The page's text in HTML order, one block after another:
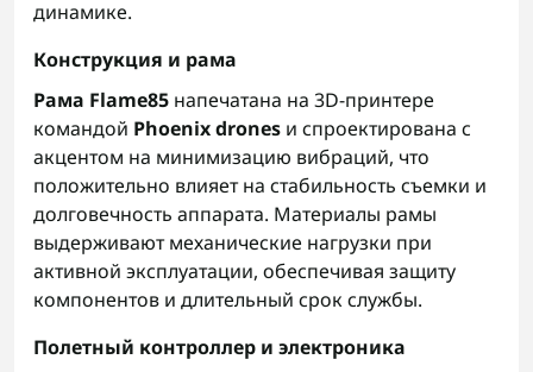
динамике.
Конструкция и рама
Рама Flame85 напечатана на 3D-принтере
командой Phoenix drones и спроектирована с
акцентом на минимизацию вибраций, что
положительно влияет на стабильность съемки и
долговечность аппарата. Материалы рамы
выдерживают механические нагрузки при
активной эксплуатации, обеспечивая защиту
компонентов и длительный срок службы.
Полетный контроллер и электроника